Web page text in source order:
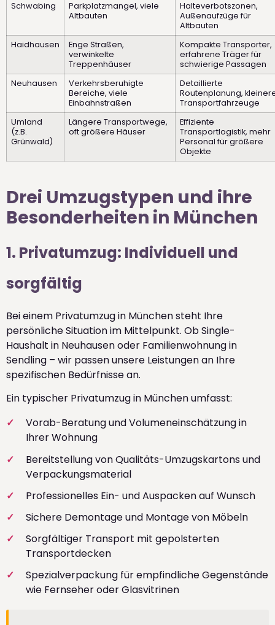
Schwabing
Parkplatzmangel, viele
Altbauten
Halteverbotszonen,
Außenaufzüge für
Altbauten
Haidhausen
Enge Straßen,
verwinkelte
Treppenhäuser
Kompakte Transporter,
erfahrene Träger für
schwierige Passagen
Neuhausen
Verkehrsberuhigte
Bereiche, viele
Einbahnstraßen
Detaillierte
Routenplanung,
Transportfahrzeuge
Umland
(z.B.
Grünwald)
Längere Transportwege,
oft größere Häuser
Effiziente
Transportlogistik, mehr
Personal für größere
Objekte
Drei Umzugstypen und ihre
Besonderheiten in München
1. Privatumzug: Individuell und
sorgfältig
Bei einem Privatumzug in München steht Ihre
persönliche Situation im Mittelpunkt. Ob Single-
Haushalt in Neuhausen oder Familienwohnung in
Sendling – wir passen unsere Leistungen an Ihre
spezifischen Bedürfnisse an.
Ein typischer Privatumzug in München umfasst:
Vorab-Beratung und Volumeneinschätzung in
Ihrer Wohnung
Bereitstellung von Qualitäts-Umzugskartons und
Verpackungsmaterial
Professionelles Ein- und Auspacken auf Wunsch
Sichere Demontage und Montage von Möbeln
Sorgfältiger Transport mit gepolsterten
Transportdecken
Spezialverpackung für empfindliche Gegenstände
wie Fernseher oder Glasvitrinen